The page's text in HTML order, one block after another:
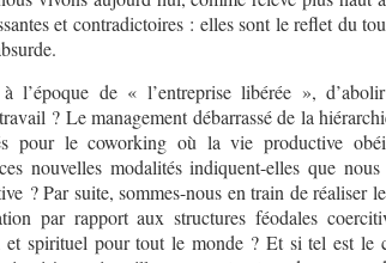
et contradictoires : elles sont le reflet du
l’époque de « l’entreprise libérée »,
? Le management débarrassé de la
pour le coworking où la vie productive
nouvelles modalités indiquent-elles que
? Par suite, sommes-nous en train de réaliser
par rapport aux structures féodales
spirituel pour tout le monde ? Et si tel est le